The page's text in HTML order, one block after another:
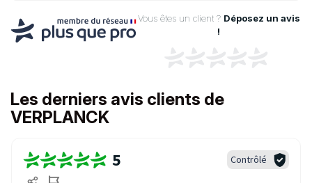
Vous êtes un client ? Déposez un avis
!
Les derniers avis clients de
VERPLANCK
5 Contrôlé